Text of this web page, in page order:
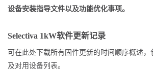
设备安装指导文件以及功能优化事项。
Selectiva 1kW软件更新记录
可在此处下载所有固件更新的时间顺序概述，
及对用设备列表。